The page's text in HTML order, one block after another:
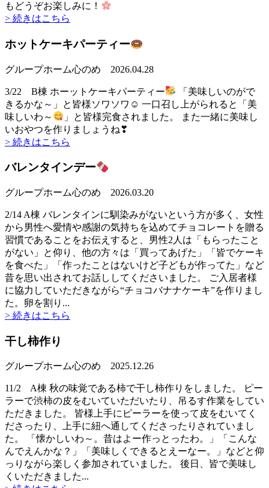
もどうぞお楽しみに！
> 続きはこちら
ホットケーキパーティー
グループホーム心のめ 2026.04.28
3/22 B棟 ホーットケーキパーティー
「美味しいのがで
きるかな～」と皆様ソワソワ☺ 一口召し上がられると「美
味しいわ～
」と皆様完食されました。 また一緒に美味し
いおやつを作りましょうね❣
> 続きはこちら
バレンタインデー
グループホーム心のめ 2026.03.20
2/14 A棟 バレンタインに馴染みがないという方が多く、女性
から男性へ愛情や感謝の気持ちを込めてチョコレートを贈る
習慣であることをお伝えすると、男性2人は「もらったこと
がない」と仰り、他の方々は「買ってあげた」「皆でケーキ
を食べた」「作ったことはないけど子どもが作ってた」など
昔を思い出されてお話ししてくださいました。 ご入居者様
に協力していただきながら“チョコバナナケーキ”を作りまし
た。卵を割り...
> 続きはこちら
干し柿作り
グループホーム心のめ 2025.12.26
11/2 A棟 秋の味覚である柿で干し柿作りをしました。 ピー
ラーで渋柿の皮をむいていただいたり、吊るす作業をしてい
ただきました。 皆様上手にピーラーを使って皮をむいてく
ださったり、上手に紐へ通してくださったりされていまし
た。 「懐かしいわ～。昔はよー作っとったわ。」「こんな
んでえんかな？」「美味しくできるとえーなー。」などと仰
っりながら楽しく参加されていました。 後日、皆で美味し
くいただきました...